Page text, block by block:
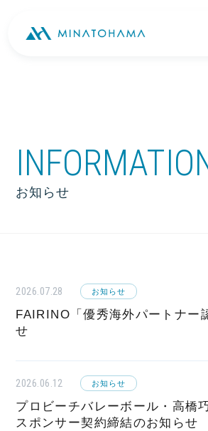
お知らせ
2026.07.28 お知らせ
FAIRINO「優秀海外パートナー
せ
2026.06.12 お知らせ
プロビーチバレーボール・高橋
スポンサー契約締結のお知らせ